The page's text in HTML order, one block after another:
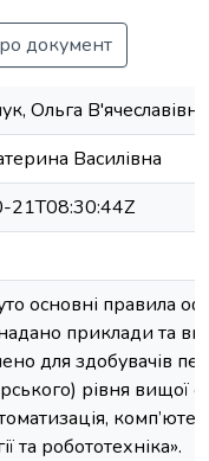
документ
Ольга В'ячеславівна
Василівна
21T08:30:44Z
основні правила
приклади та
для здобувачів
рівня вищої
та робототехніка».